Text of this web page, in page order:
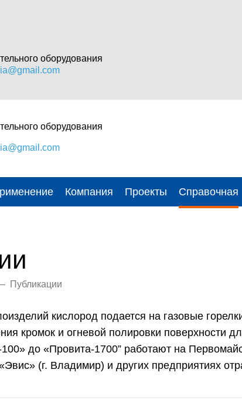
оборудования
оборудования
Компания Проекты Справочная
Публикации
кислород подается на газовые
кромок и огневой полировки поверхности
до «Провита-1700” работают на
(г. Владимир) и других предприятиях